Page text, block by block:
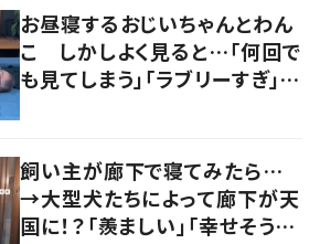
お昼寝するおじいちゃんとわん
こ しかしよく見ると…「何回で
も見てしまう」「ラブリーすぎ」の
飼い主が廊下で寝てみたら…
→大型犬たちによって廊下が天
国に！？「羨ましい」「幸せそう」